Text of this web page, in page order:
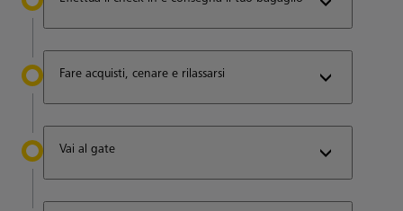
Fare acquisti, cenare e rilassarsi
Vai al gate